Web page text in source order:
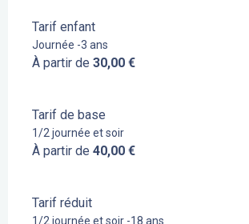
Tarif enfant
Journée -3 ans
À partir de 30,00 €
Tarif de base
1/2 journée et soir
À partir de 40,00 €
Tarif réduit
1/2 journée et soir -18 ans